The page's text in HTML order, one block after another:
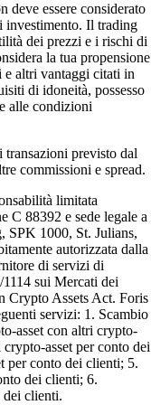
deve essere considerato
investimento. Il trading
dei prezzi e i rischi di
la tua propensione
altri vantaggi citati in
di idoneità, possesso
alle condizioni
previsto dal
commissioni e spread.
limitata
C 88392 e sede legale a
1000, St. Julians,
autorizzata dalla
di servizi di
sui Mercati dei
Crypto Assets Act. Foris
servizi: 1. Scambio
asset con altri crypto-
asset per conto dei
per conto dei clienti; 5.
dei clienti; 6.
dei clienti.